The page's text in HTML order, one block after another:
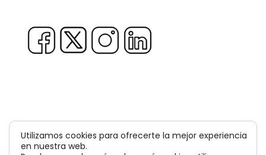
Computer Aided USA Corp. & Computer Aided
Utilizamos cookies para ofrecerte la mejor experiencia
en nuestra web.